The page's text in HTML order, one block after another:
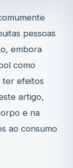
pessoas
embora
como
ter efeitos
artigo,
e na
ao consumo